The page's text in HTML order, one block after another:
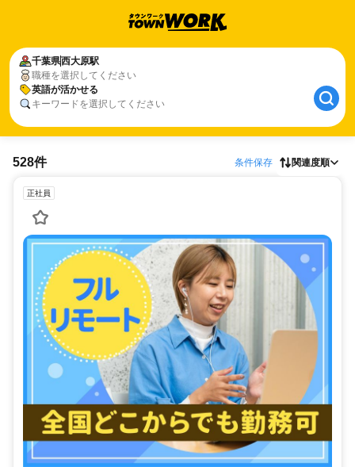
千葉県西大原駅
職種を選択してください
英語が活かせる
キーワードを選択してください
528件 条件保存 関連度順
正社員